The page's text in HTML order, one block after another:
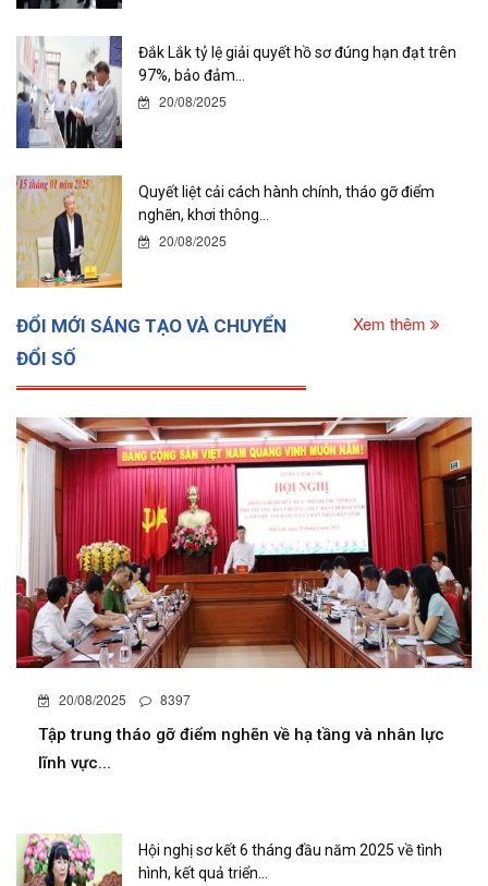
Đắk Lắk tỷ lệ giải quyết hồ sơ đúng hạn đạt trên
97%, bảo đảm...
20/08/2025
Quyết liệt cải cách hành chính, tháo gỡ điểm
nghẽn, khơi thông...
20/08/2025
ĐỔI MỚI SÁNG TẠO VÀ CHUYỂN
ĐỔI SỐ
Xem thêm
20/08/2025 8397
Tập trung tháo gỡ điểm nghẽn về hạ tầng và nhân lực
lĩnh vực...
Hội nghị sơ kết 6 tháng đầu năm 2025 về tình
hình, kết quả triển...